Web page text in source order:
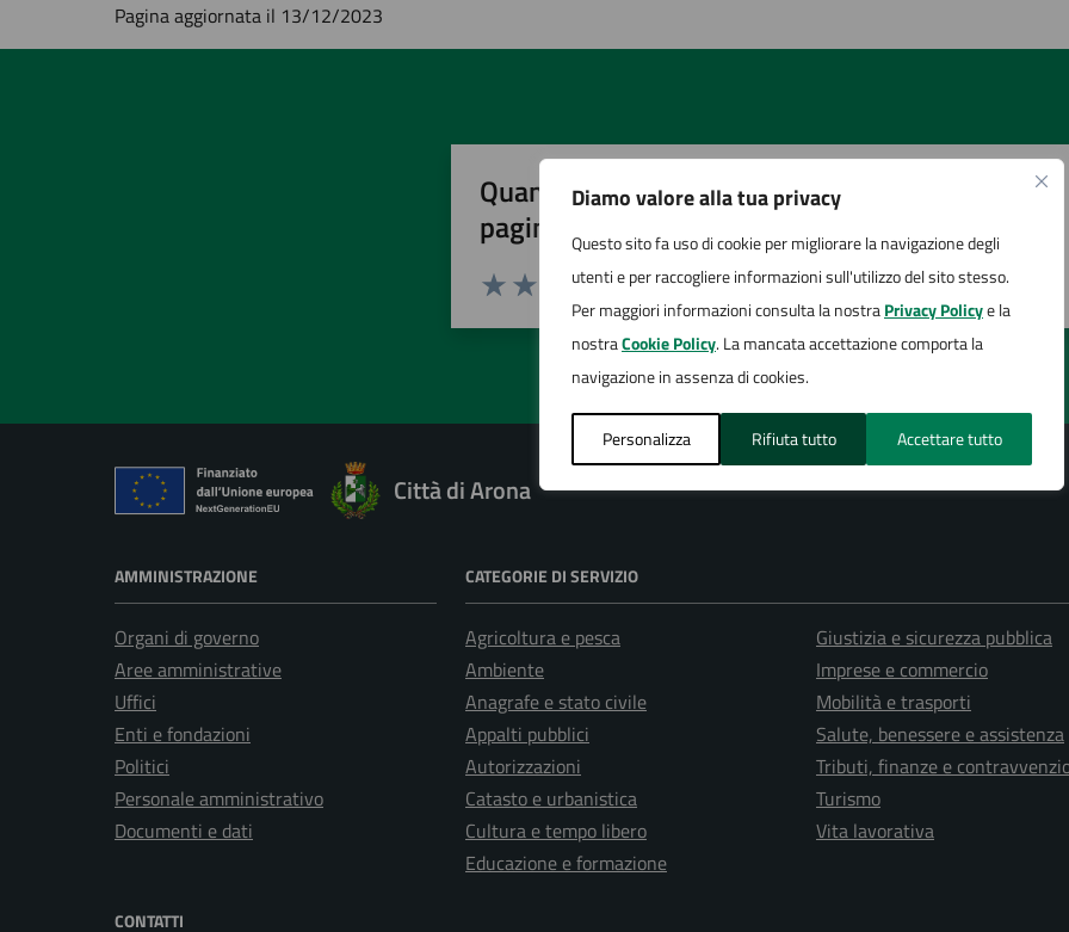
Diamo valore alla tua privacy
Questo sito fa uso di cookie per migliorare la navigazione degli
utenti e per raccogliere informazioni sull'utilizzo del sito stesso.
Per maggiori informazioni consulta la nostraPrivacy Policye la
nostraCookie Policy. La mancata accettazione comporta la
navigazione in assenza di cookies.
Personalizza Rifiuta tutto Accettare tutto
Pagina aggiornata il 13/12/2023
Quanto sono chiare le informazioni su questa
pagina?
Valuta 5 stelle su 5
Valuta 4 stelle su 5
Valuta 3 stelle su 5
Valuta 2 stelle su 5
Valuta 1 stelle su 5
Città di Arona
AMMINISTRAZIONE
Organi di governo
Aree amministrative
Uffici
Enti e fondazioni
Politici
Personale amministrativo
Documenti e dati
CATEGORIE DI SERVIZIO
Agricoltura e pesca
Ambiente
Anagrafe e stato civile
Appalti pubblici
Autorizzazioni
Catasto e urbanistica
Cultura e tempo libero
Educazione e formazione
Giustizia e sicurezza pubblica
Imprese e commercio
Mobilità e trasporti
Salute, benessere e assistenza
Tributi, finanze e
Turismo
Vita lavorativa
CONTATTI